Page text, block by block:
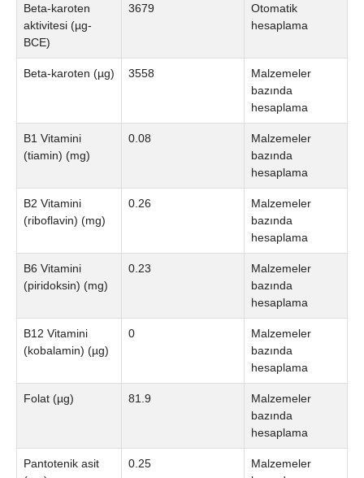
Beta-karoten
aktivitesi (µg-
BCE)
3679
Otomatik
hesaplama
Beta-karoten (µg) 3558
Malzemeler
bazında
hesaplama
B1 Vitamini
(tiamin) (mg)
0.08
Malzemeler
bazında
hesaplama
B2 Vitamini
(riboflavin) (mg)
0.26
Malzemeler
bazında
hesaplama
B6 Vitamini
(piridoksin) (mg)
0.23
Malzemeler
bazında
hesaplama
B12 Vitamini
(kobalamin) (µg)
0
Malzemeler
bazında
hesaplama
Folat (µg) 81.9
Malzemeler
bazında
hesaplama
Pantotenik asit
0.25
Malzemeler